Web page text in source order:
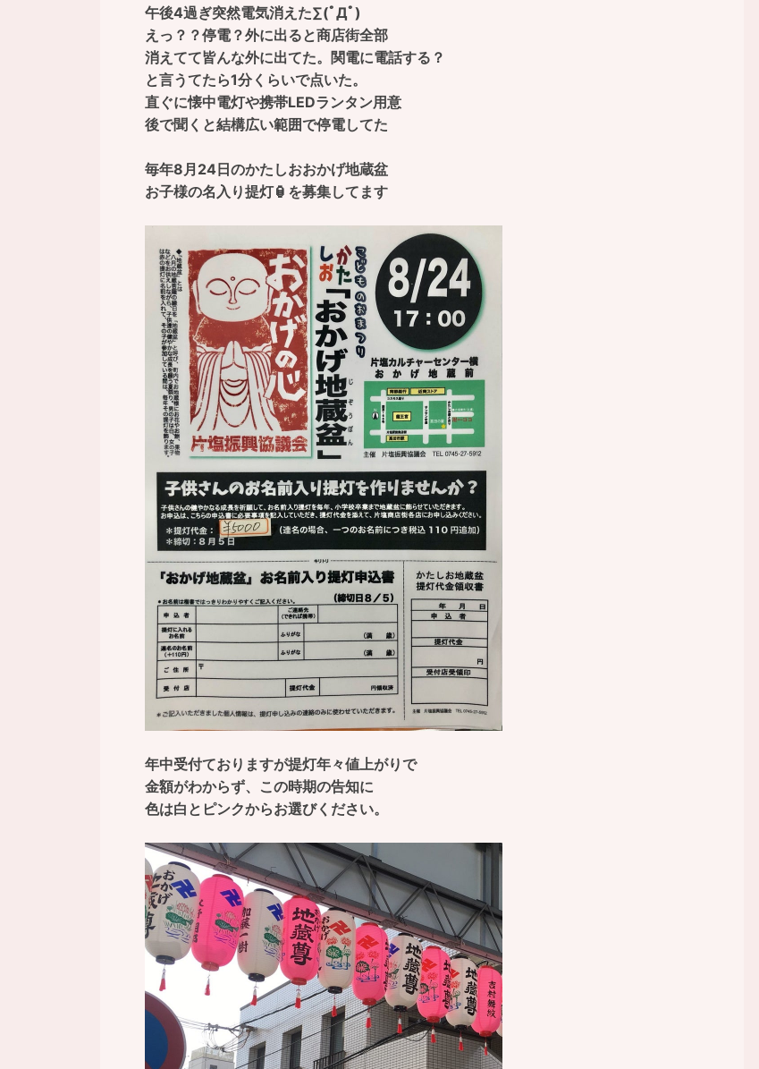
午後4過ぎ突然電気消えた∑(ﾟДﾟ)
えっ？？停電？外に出ると商店街全部
消えてて皆んな外に出てた。関電に電話する？
と言うてたら1分くらいで点いた。
直ぐに懐中電灯や携帯LEDランタン用意
後で聞くと結構広い範囲で停電してた
毎年8月24日のかたしおおかげ地蔵盆
お子様の名入り提灯🏮を募集してます
年中受付ておりますが提灯年々値上がりで
金額がわからず、この時期の告知に
色は白とピンクからお選びください。